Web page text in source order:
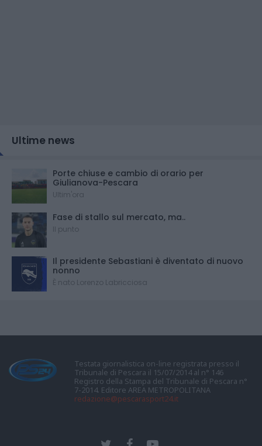
Ultime news
Porte chiuse e cambio di orario per
Giulianova-Pescara
Ultim'ora
Fase di stallo sul mercato, ma..
Il punto
Il presidente Sebastiani è diventato di nuovo
nonno
È nato Lorenzo Labricciosa
Testata giornalistica on-line registrata presso il
Tribunale di Pescara il 15/07/2014 al n° 146
Registro della Stampa del Tribunale di Pescara n°
7-2014. Editore AREA METROPOLITANA
redazione@pescarasport24.it